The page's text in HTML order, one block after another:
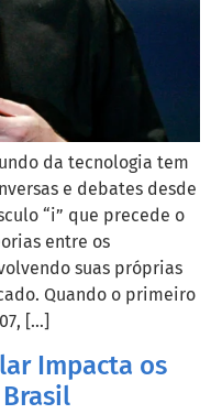
da tecnologia tem
e debates desde
“i” que precede o
entre os
suas próprias
Quando o primeiro
[…]
Impacta os